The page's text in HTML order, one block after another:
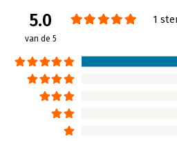
5.0
van de 5
1